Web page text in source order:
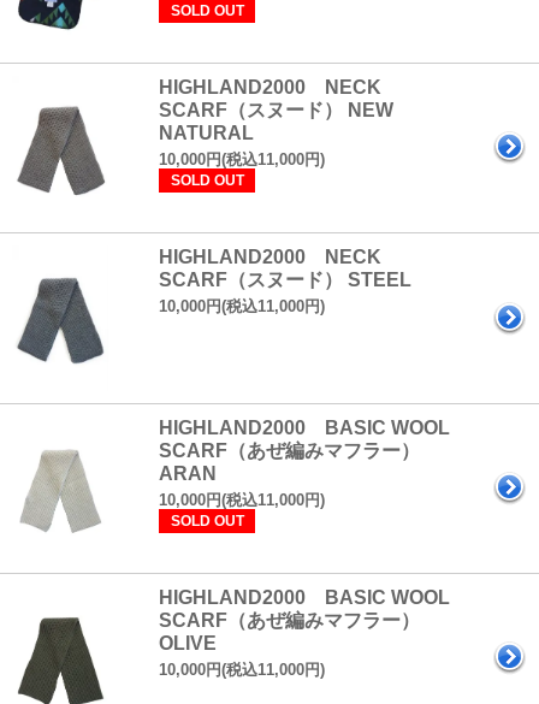
SOLD OUT
HIGHLAND2000 NECK
SCARF（スヌード） NEW
NATURAL
10,000円(税込11,000円)
SOLD OUT
HIGHLAND2000 NECK
SCARF（スヌード） STEEL
10,000円(税込11,000円)
HIGHLAND2000 BASIC WOOL
SCARF（あぜ編みマフラー）
ARAN
10,000円(税込11,000円)
SOLD OUT
HIGHLAND2000 BASIC WOOL
SCARF（あぜ編みマフラー）
OLIVE
10,000円(税込11,000円)